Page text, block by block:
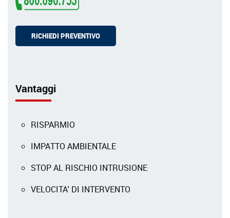
RICHIEDI PREVENTIVO
Vantaggi
RISPARMIO
IMPATTO AMBIENTALE
STOP AL RISCHIO INTRUSIONE
VELOCITA' DI INTERVENTO